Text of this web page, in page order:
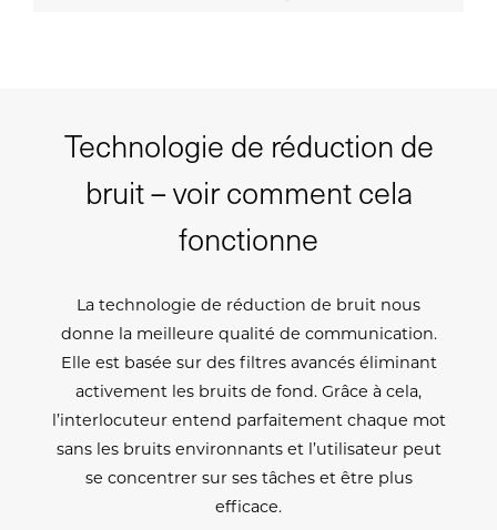
Technologie de réduction de
bruit – voir comment cela
fonctionne
La technologie de réduction de bruit nous
donne la meilleure qualité de communication.
Elle est basée sur des filtres avancés éliminant
activement les bruits de fond. Grâce à cela,
l’interlocuteur entend parfaitement chaque mot
sans les bruits environnants et l’utilisateur peut
se concentrer sur ses tâches et être plus
efficace.